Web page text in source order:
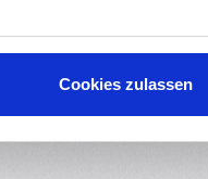
Cookies zulassen
verwenden. Der
ABS verformt sich